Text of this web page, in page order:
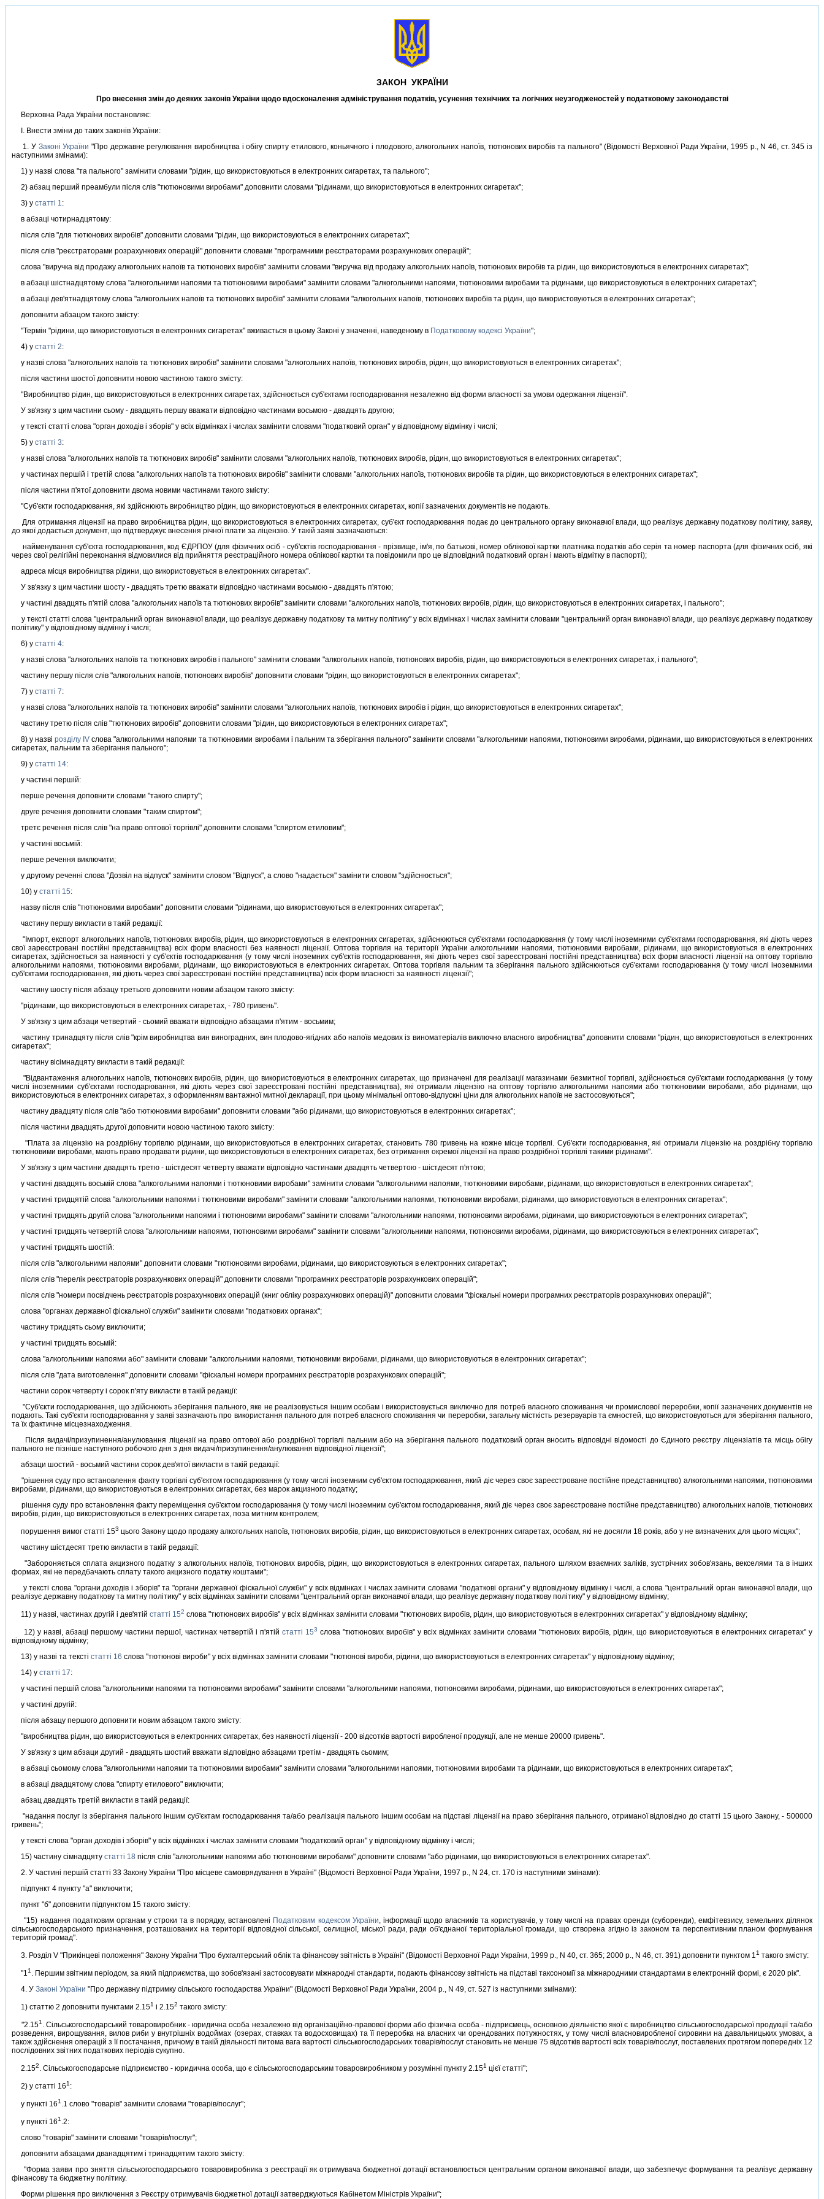
ЗАКОН УКРАЇНИ
Про внесення змiн до деяких законiв України щодо вдосконалення адмiнiстрування податкiв, усунення технiчних та логiчних неузгодженостей у податковому законодавствi
Верховна Рада України постановляє:
I. Внести змiни до таких законiв України:
1. У Законi України "Про державне регулювання виробництва i обiгу спирту етилового, коньячного i плодового, алкогольних напоїв, тютюнових виробiв та пального" (Вiдомостi Верховної Ради України, 1995 р., N 46, ст. 345 iз
наступними змiнами):
1) у назвi слова "та пального" замiнити словами "рiдин, що використовуються в електронних сигаретах, та пального";
2) абзац перший преамбули пiсля слiв "тютюновими виробами" доповнити словами "рiдинами, що використовуються в електронних сигаретах";
3) у статтi 1:
в абзацi чотирнадцятому:
пiсля слiв "для тютюнових виробiв" доповнити словами "рiдин, що використовуються в електронних сигаретах";
пiсля слiв "реєстраторами розрахункових операцiй" доповнити словами "програмними реєстраторами розрахункових операцiй";
слова "виручка вiд продажу алкогольних напоїв та тютюнових виробiв" замiнити словами "виручка вiд продажу алкогольних напоїв, тютюнових виробiв та рiдин, що використовуються в електронних сигаретах";
в абзацi шiстнадцятому слова "алкогольними напоями та тютюновими виробами" замiнити словами "алкогольними напоями, тютюновими виробами та рiдинами, що використовуються в електронних сигаретах";
в абзацi дев'ятнадцятому слова "алкогольних напоїв та тютюнових виробiв" замiнити словами "алкогольних напоїв, тютюнових виробiв та рiдин, що використовуються в електронних сигаретах";
доповнити абзацом такого змiсту:
"Термiн "рiдини, що використовуються в електронних сигаретах" вживається в цьому Законi у значеннi, наведеному в Податковому кодексi України";
4) у статтi 2:
у назвi слова "алкогольних напоїв та тютюнових виробiв" замiнити словами "алкогольних напоїв, тютюнових виробiв, рiдин, що використовуються в електронних сигаретах";
пiсля частини шостої доповнити новою частиною такого змiсту:
"Виробництво рiдин, що використовуються в електронних сигаретах, здiйснюється суб'єктами господарювання незалежно вiд форми власностi за умови одержання лiцензiї".
У зв'язку з цим частини сьому - двадцять першу вважати вiдповiдно частинами восьмою - двадцять другою;
у текстi статтi слова "орган доходiв i зборiв" у всiх вiдмiнках i числах замiнити словами "податковий орган" у вiдповiдному вiдмiнку i числi;
5) у статтi 3:
у назвi слова "алкогольних напоїв та тютюнових виробiв" замiнити словами "алкогольних напоїв, тютюнових виробiв, рiдин, що використовуються в електронних сигаретах";
у частинах першiй i третiй слова "алкогольних напоїв та тютюнових виробiв" замiнити словами "алкогольних напоїв, тютюнових виробiв та рiдин, що використовуються в електронних сигаретах";
пiсля частини п'ятої доповнити двома новими частинами такого змiсту:
"Суб'єкти господарювання, якi здiйснюють виробництво рiдин, що використовуються в електронних сигаретах, копiї зазначених документiв не подають.
Для отримання лiцензiї на право виробництва рiдин, що використовуються в електронних сигаретах, суб'єкт господарювання подає до центрального органу виконавчої влади, що реалiзує державну податкову полiтику, заяву,
до якої додається документ, що пiдтверджує внесення рiчної плати за лiцензiю. У такiй заявi зазначаються:
найменування суб'єкта господарювання, код ЄДРПОУ (для фiзичних осiб - суб'єктiв господарювання - прiзвище, iм'я, по батьковi, номер облiкової картки платника податкiв або серiя та номер паспорта (для фiзичних осiб, якi
через свої релiгiйнi переконання вiдмовилися вiд прийняття реєстрацiйного номера облiкової картки та повiдомили про це вiдповiдний податковий орган i мають вiдмiтку в паспортi);
адреса мiсця виробництва рiдини, що використовується в електронних сигаретах".
У зв'язку з цим частини шосту - двадцять третю вважати вiдповiдно частинами восьмою - двадцять п'ятою;
у частинi двадцять п'ятiй слова "алкогольних напоїв та тютюнових виробiв" замiнити словами "алкогольних напоїв, тютюнових виробiв, рiдин, що використовуються в електронних сигаретах, i пального";
у текстi статтi слова "центральний орган виконавчої влади, що реалiзує державну податкову та митну полiтику" у всiх вiдмiнках i числах замiнити словами "центральний орган виконавчої влади, що реалiзує державну податкову
полiтику" у вiдповiдному вiдмiнку i числi;
6) у статтi 4:
у назвi слова "алкогольних напоїв та тютюнових виробiв i пального" замiнити словами "алкогольних напоїв, тютюнових виробiв, рiдин, що використовуються в електронних сигаретах, i пального";
частину першу пiсля слiв "алкогольних напоїв, тютюнових виробiв" доповнити словами "рiдин, що використовуються в електронних сигаретах";
7) у статтi 7:
у назвi слова "алкогольних напоїв та тютюнових виробiв" замiнити словами "алкогольних напоїв, тютюнових виробiв i рiдин, що використовуються в електронних сигаретах";
частину третю пiсля слiв "тютюнових виробiв" доповнити словами "рiдин, що використовуються в електронних сигаретах";
8) у назвiроздiлу IV слова "алкогольними напоями та тютюновими виробами i пальним та зберiгання пального" замiнити словами "алкогольними напоями, тютюновими виробами, рiдинами, що використовуються в електронних
сигаретах, пальним та зберiгання пального";
9) у статтi 14:
у частинi першiй:
перше речення доповнити словами "такого спирту";
друге речення доповнити словами "таким спиртом";
третє речення пiсля слiв "на право оптової торгiвлi" доповнити словами "спиртом етиловим";
у частинi восьмiй:
перше речення виключити;
у другому реченнi слова "Дозвiл на вiдпуск" замiнити словом "Вiдпуск", а слово "надається" замiнити словом "здiйснюється";
10) у статтi 15:
назву пiсля слiв "тютюновими виробами" доповнити словами "рiдинами, що використовуються в електронних сигаретах";
частину першу викласти в такiй редакцiї:
"Iмпорт, експорт алкогольних напоїв, тютюнових виробiв, рiдин, що використовуються в електронних сигаретах, здiйснюються суб'єктами господарювання (у тому числi iноземними суб'єктами господарювання, якi дiють через
свої зареєстрованi постiйнi представництва) всiх форм власностi без наявностi лiцензiї. Оптова торгiвля на територiї України алкогольними напоями, тютюновими виробами, рiдинами, що використовуються в електронних
сигаретах, здiйснюється за наявностi у суб'єктiв господарювання (у тому числi iноземних суб'єктiв господарювання, якi дiють через свої зареєстрованi постiйнi представництва) всiх форм власностi лiцензiї на оптову торгiвлю
алкогольними напоями, тютюновими виробами, рiдинами, що використовуються в електронних сигаретах. Оптова торгiвля пальним та зберiгання пального здiйснюються суб'єктами господарювання (у тому числi iноземними
суб'єктами господарювання, якi дiють через свої зареєстрованi постiйнi представництва) всiх форм власностi за наявностi лiцензiї";
частину шосту пiсля абзацу третього доповнити новим абзацом такого змiсту:
"рiдинами, що використовуються в електронних сигаретах, - 780 гривень".
У зв'язку з цим абзаци четвертий - сьомий вважати вiдповiдно абзацами п'ятим - восьмим;
частину тринадцяту пiсля слiв "крiм виробництва вин виноградних, вин плодово-ягiдних або напоїв медових iз виноматерiалiв виключно власного виробництва" доповнити словами "рiдин, що використовуються в електронних
сигаретах";
частину вiсiмнадцяту викласти в такiй редакцiї:
"Вiдвантаження алкогольних напоїв, тютюнових виробiв, рiдин, що використовуються в електронних сигаретах, що призначенi для реалiзацiї магазинами безмитної торгiвлi, здiйснюється суб'єктами господарювання (у тому
числi iноземними суб'єктами господарювання, якi дiють через свої зареєстрованi постiйнi представництва), якi отримали лiцензiю на оптову торгiвлю алкогольними напоями або тютюновими виробами, або рiдинами, що
використовуються в електронних сигаретах, з оформленням вантажної митної декларацiї, при цьому мiнiмальнi оптово-вiдпускнi цiни для алкогольних напоїв не застосовуються";
частину двадцяту пiсля слiв "або тютюновими виробами" доповнити словами "або рiдинами, що використовуються в електронних сигаретах";
пiсля частини двадцять другої доповнити новою частиною такого змiсту:
"Плата за лiцензiю на роздрiбну торгiвлю рiдинами, що використовуються в електронних сигаретах, становить 780 гривень на кожне мiсце торгiвлi. Суб'єкти господарювання, якi отримали лiцензiю на роздрiбну торгiвлю
тютюновими виробами, мають право продавати рiдини, що використовуються в електронних сигаретах, без отримання окремої лiцензiї на право роздрiбної торгiвлi такими рiдинами".
У зв'язку з цим частини двадцять третю - шiстдесят четверту вважати вiдповiдно частинами двадцять четвертою - шiстдесят п'ятою;
у частинi двадцять восьмiй слова "алкогольними напоями i тютюновими виробами" замiнити словами "алкогольними напоями, тютюновими виробами, рiдинами, що використовуються в електронних сигаретах";
у частинi тридцятiй слова "алкогольними напоями i тютюновими виробами" замiнити словами "алкогольними напоями, тютюновими виробами, рiдинами, що використовуються в електронних сигаретах";
у частинi тридцять другiй слова "алкогольними напоями i тютюновими виробами" замiнити словами "алкогольними напоями, тютюновими виробами, рiдинами, що використовуються в електронних сигаретах";
у частинi тридцять четвертiй слова "алкогольними напоями, тютюновими виробами" замiнити словами "алкогольними напоями, тютюновими виробами, рiдинами, що використовуються в електронних сигаретах";
у частинi тридцять шостiй:
пiсля слiв "алкогольними напоями" доповнити словами "тютюновими виробами, рiдинами, що використовуються в електронних сигаретах";
пiсля слiв "перелiк реєстраторiв розрахункових операцiй" доповнити словами "програмних реєстраторiв розрахункових операцiй";
пiсля слiв "номери посвiдчень реєстраторiв розрахункових операцiй (книг облiку розрахункових операцiй)" доповнити словами "фiскальнi номери програмних реєстраторiв розрахункових операцiй";
слова "органах державної фiскальної служби" замiнити словами "податкових органах";
частину тридцять сьому виключити;
у частинi тридцять восьмiй:
слова "алкогольними напоями або" замiнити словами "алкогольними напоями, тютюновими виробами, рiдинами, що використовуються в електронних сигаретах";
пiсля слiв "дата виготовлення" доповнити словами "фiскальнi номери програмних реєстраторiв розрахункових операцiй";
частини сорок четверту i сорок п'яту викласти в такiй редакцiї:
"Суб'єкти господарювання, що здiйснюють зберiгання пального, яке не реалiзовується iншим особам i використовується виключно для потреб власного споживання чи промислової переробки, копiї зазначених документiв не
подають. Такi суб'єкти господарювання у заявi зазначають про використання пального для потреб власного споживання чи переробки, загальну мiсткiсть резервуарiв та ємностей, що використовуються для зберiгання пального,
та їх фактичне мiсцезнаходження.
Пiсля видачi/призупинення/анулювання лiцензiї на право оптової або роздрiбної торгiвлi пальним або на зберiгання пального податковий орган вносить вiдповiднi вiдомостi до Єдиного реєстру лiцензiатiв та мiсць обiгу
пального не пiзнiше наступного робочого дня з дня видачi/призупинення/анулювання вiдповiдної лiцензiї";
абзаци шостий - восьмий частини сорок дев'ятої викласти в такiй редакцiї:
"рiшення суду про встановлення факту торгiвлi суб'єктом господарювання (у тому числi iноземним суб'єктом господарювання, який дiє через своє зареєстроване постiйне представництво) алкогольними напоями, тютюновими
виробами, рiдинами, що використовуються в електронних сигаретах, без марок акцизного податку;
рiшення суду про встановлення факту перемiщення суб'єктом господарювання (у тому числi iноземним суб'єктом господарювання, який дiє через своє зареєстроване постiйне представництво) алкогольних напоїв, тютюнових
виробiв, рiдин, що використовуються в електронних сигаретах, поза митним контролем;
порушення вимог статтi 153 цього Закону щодо продажу алкогольних напоїв, тютюнових виробiв, рiдин, що використовуються в електронних сигаретах, особам, якi не досягли 18 рокiв, або у не визначених для цього мiсцях";
частину шiстдесят третю викласти в такiй редакцiї:
"Забороняється сплата акцизного податку з алкогольних напоїв, тютюнових виробiв, рiдин, що використовуються в електронних сигаретах, пального шляхом взаємних залiкiв, зустрiчних зобов'язань, векселями та в iнших
формах, якi не передбачають сплату такого акцизного податку коштами";
у текстi слова "органи доходiв i зборiв" та "органи державної фiскальної служби" у всiх вiдмiнках i числах замiнити словами "податковi органи" у вiдповiдному вiдмiнку i числi, а слова "центральний орган виконавчої влади, що
реалiзує державну податкову та митну полiтику" у всiх вiдмiнках замiнити словами "центральний орган виконавчої влади, що реалiзує державну податкову полiтику" у вiдповiдному вiдмiнку;
11) у назвi, частинах другiй i дев'ятiй статтi 152 слова "тютюнових виробiв" у всiх вiдмiнках замiнити словами "тютюнових виробiв, рiдин, що використовуються в електронних сигаретах" у вiдповiдному вiдмiнку;
12) у назвi, абзацi першому частини першої, частинах четвертiй i п'ятiй статтi 153 слова "тютюнових виробiв" у всiх вiдмiнках замiнити словами "тютюнових виробiв, рiдин, що використовуються в електронних сигаретах" у
вiдповiдному вiдмiнку;
13) у назвi та текстi статтi 16 слова "тютюновi вироби" у всiх вiдмiнках замiнити словами "тютюновi вироби, рiдини, що використовуються в електронних сигаретах" у вiдповiдному вiдмiнку;
14) у статтi 17:
у частинi першiй слова "алкогольними напоями та тютюновими виробами" замiнити словами "алкогольними напоями, тютюновими виробами, рiдинами, що використовуються в електронних сигаретах";
у частинi другiй:
пiсля абзацу першого доповнити новим абзацом такого змiсту:
"виробництва рiдин, що використовуються в електронних сигаретах, без наявностi лiцензiї - 200 вiдсоткiв вартостi виробленої продукцiї, але не менше 20000 гривень".
У зв'язку з цим абзаци другий - двадцять шостий вважати вiдповiдно абзацами третiм - двадцять сьомим;
в абзацi сьомому слова "алкогольними напоями та тютюновими виробами" замiнити словами "алкогольними напоями, тютюновими виробами та рiдинами, що використовуються в електронних сигаретах";
в абзацi двадцятому слова "спирту етилового" виключити;
абзац двадцять третiй викласти в такiй редакцiї:
"надання послуг iз зберiгання пального iншим суб'єктам господарювання та/або реалiзацiя пального iншим особам на пiдставi лiцензiї на право зберiгання пального, отриманої вiдповiдно до статтi 15 цього Закону, - 500000
гривень";
у текстi слова "орган доходiв i зборiв" у всiх вiдмiнках i числах замiнити словами "податковий орган" у вiдповiдному вiдмiнку i числi;
15) частину сiмнадцяту статтi 18 пiсля слiв "алкогольними напоями або тютюновими виробами" доповнити словами "або рiдинами, що використовуються в електронних сигаретах".
2. У частинi першiй статтi 33 Закону України "Про мiсцеве самоврядування в Українi" (Вiдомостi Верховної Ради України, 1997 р., N 24, ст. 170 iз наступними змiнами):
пiдпункт 4 пункту "а" виключити;
пункт "б" доповнити пiдпунктом 15 такого змiсту:
"15) надання податковим органам у строки та в порядку, встановленi Податковим кодексом України, iнформацiї щодо власникiв та користувачiв, у тому числi на правах оренди (суборенди), емфiтевзису, земельних дiлянок
сiльськогосподарського призначення, розташованих на територiї вiдповiдної сiльської, селищної, мiської ради, ради об'єднаної територiальної громади, що створена згiдно iз законом та перспективним планом формування
територiй громад".
3. Роздiл V "Прикiнцевi положення" Закону України "Про бухгалтерський облiк та фiнансову звiтнiсть в Українi" (Вiдомостi Верховної Ради України, 1999 р., N 40, ст. 365; 2000 р., N 46, ст. 391) доповнити пунктом 11 такого змiсту:
"11 . Першим звiтним перiодом, за який пiдприємства, що зобов'язанi застосовувати мiжнароднi стандарти, подають фiнансову звiтнiсть на пiдставi таксономiї за мiжнародними стандартами в електроннiй формi, є 2020 рiк".
4. У Законi України "Про державну пiдтримку сiльського господарства України" (Вiдомостi Верховної Ради України, 2004 р., N 49, ст. 527 iз наступними змiнами):
1) статтю 2 доповнити пунктами 2.151 i 2.152 такого змiсту:
"2.151 . Сiльськогосподарський товаровиробник - юридична особа незалежно вiд органiзацiйно-правової форми або фiзична особа - пiдприємець, основною дiяльнiстю якої є виробництво сiльськогосподарської продукцiї та/або
розведення, вирощування, вилов риби у внутрiшнiх водоймах (озерах, ставках та водосховищах) та її переробка на власних чи орендованих потужностях, у тому числi власновиробленої сировини на давальницьких умовах, а
також здiйснення операцiй з її постачання, причому в такiй дiяльностi питома вага вартостi сiльськогосподарських товарiв/послуг становить не менше 75 вiдсоткiв вартостi всiх товарiв/послуг, поставлених протягом попереднiх 12
послiдовних звiтних податкових перiодiв сукупно.
2.152. Сiльськогосподарське пiдприємство - юридична особа, що є сiльськогосподарським товаровиробником у розумiннi пункту 2.151 цiєї статтi";
2) у статтi 161 :
у пунктi 161 .1 слово "товарiв" замiнити словами "товарiв/послуг";
у пунктi 161 .2:
слово "товарiв" замiнити словами "товарiв/послуг";
доповнити абзацами дванадцятим i тринадцятим такого змiсту:
"Форма заяви про зняття сiльськогосподарського товаровиробника з реєстрацiї як отримувача бюджетної дотацiї встановлюється центральним органом виконавчої влади, що забезпечує формування та реалiзує державну
фiнансову та бюджетну полiтику.
Форми рiшення про виключення з Реєстру отримувачiв бюджетної дотацiї затверджуються Кабiнетом Мiнiстрiв України";